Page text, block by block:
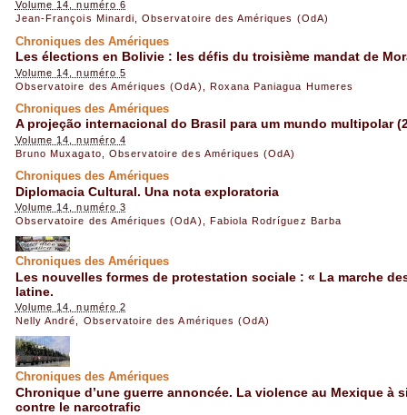
Volume 14, numéro 6
Jean-François Minardi,Observatoire des Amériques (OdA)
Chroniques des Amériques
Les élections en Bolivie : les défis du troisième mandat de
Volume 14, numéro 5
Observatoire des Amériques (OdA)
Roxana Paniagua Humeres
Chroniques des Amériques
A projeção internacional do Brasil para um mundo multipolar
Volume 14, numéro 4
Bruno Muxagato
Observatoire des Amériques (OdA)
Chroniques des Amériques
Diplomacia Cultural. Una nota exploratoria
Volume 14, numéro 3
Observatoire des Amériques (OdA)
Fabiola Rodríguez Barba
Chroniques des Amériques
Les nouvelles formes de protestation sociale : « La marche
latine.
Volume 14, numéro 2
Nelly André
Observatoire des Amériques (OdA)
Chroniques des Amériques
Chronique d’une guerre annoncée. La violence au Mexique à
contre le narcotrafic